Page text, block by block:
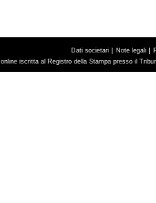
Dati societari | Note legali |
iscritta al Registro della Stampa presso il